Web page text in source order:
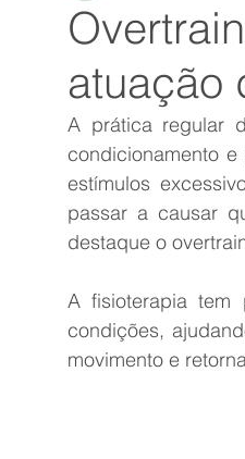
atuação
A prática regular
condicionamento
estímulos
passar a causar
destaque o
A fisioterapia tem
condições,
movimento e